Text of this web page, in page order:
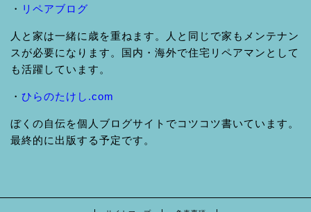
・ リペアブログ
人と家は一緒に歳を重ねます。人と同じで家もメンテナン
スが必要になります。国内・海外で住宅リペアマンとして
も活躍しています。
・ ひらのたけし.com
ぼくの自伝を個人ブログサイトでコツコツ書いています。
最終的に出版する予定です。